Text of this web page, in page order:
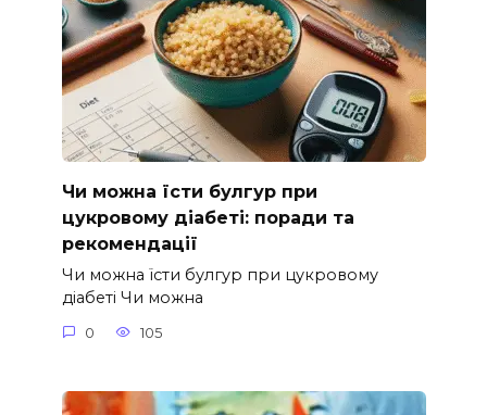
Чи можна їсти булгур при
цукровому діабеті: поради та
рекомендації
Чи можна їсти булгур при цукровому
діабеті Чи можна
0 105